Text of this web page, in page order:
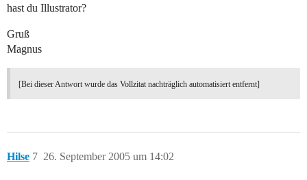
hast du Illustrator?
Gruß
Magnus
[Bei dieser Antwort wurde das Vollzitat nachträglich automatisiert entfernt]
Hilse 26. September 2005 um 14:02
7